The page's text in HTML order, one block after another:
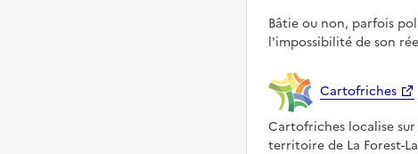
Bâtie ou non, parfois
l'impossibilité de son
Cartofriches
Cartofriches localise
territoire de La Forest-